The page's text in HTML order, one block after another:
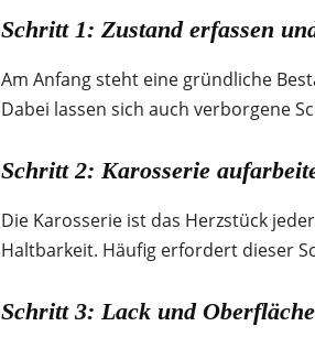
Schritt 1: Zustand erfassen
Am Anfang steht eine gründliche
Dabei lassen sich auch verborgene
Schritt 2: Karosserie
Die Karosserie ist das Herzstück
Haltbarkeit. Häufig erfordert dieser
Schritt 3: Lack und